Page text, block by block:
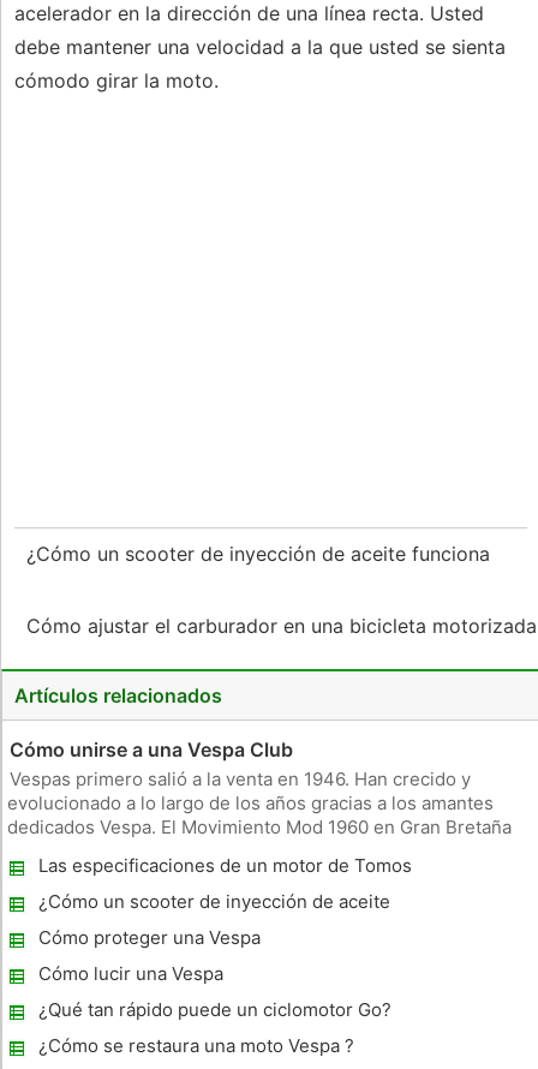
acelerador en la dirección de una línea recta. Usted
debe mantener una velocidad a la que usted se sienta
cómodo girar la moto.
¿Cómo un scooter de inyección de aceite funciona
Cómo ajustar el carburador en una bicicleta
Artículos relacionados
Cómo unirse a una Vespa Club
Vespas primero salió a la venta en 1946. Han crecido y
evolucionado a lo largo de los años gracias a los amantes
dedicados Vespa. El Movimiento Mod 1960 en Gran Bretaña
mediados de los años 80, los mítines moto atraen a miles de
personas. P
Las especificaciones de un motor de Tomos
¿Cómo un scooter de inyección de aceite
funciona
Cómo proteger una Vespa
Cómo lucir una Vespa
¿Qué tan rápido puede un ciclomotor Go?
¿Cómo se restaura una moto Vespa ?